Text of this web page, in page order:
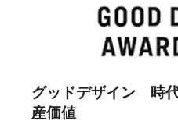
グッドデザイン 時
産価値